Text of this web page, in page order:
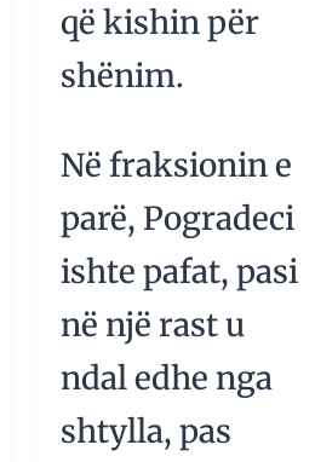
që kishin për
shënim.
Në fraksionin e
parë, Pogradeci
ishte pafat, pasi
në një rast u
ndal edhe nga
shtylla, pas